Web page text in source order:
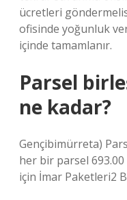
ücretleri
ofisinde yoğunluk
içinde tamamlanır.
Parsel
ne kadar?
Gençibimürreta)
her bir parsel
için İmar Paketleri2